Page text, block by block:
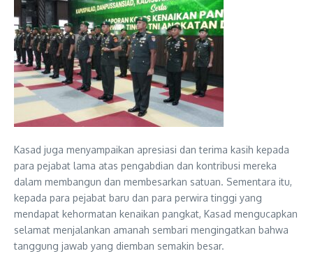
Kasad juga menyampaikan apresiasi dan terima kasih kepada
para pejabat lama atas pengabdian dan kontribusi mereka
dalam membangun dan membesarkan satuan. Sementara itu,
kepada para pejabat baru dan para perwira tinggi yang
mendapat kehormatan kenaikan pangkat, Kasad mengucapkan
selamat menjalankan amanah sembari mengingatkan bahwa
tanggung jawab yang diemban semakin besar.